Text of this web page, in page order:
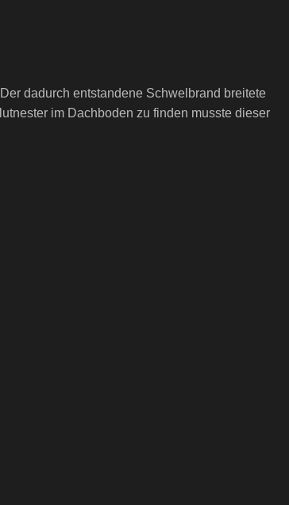
dadurch entstandene Schwelbrand breitete
im Dachboden zu finden musste dieser